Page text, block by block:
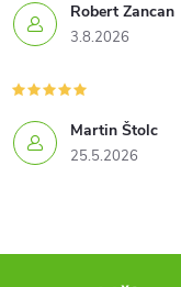
Robert Zancan
3.8.2026
Martin Štolc
25.5.2026